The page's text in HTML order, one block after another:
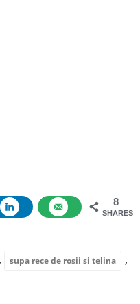
8
SHARES
, supa rece de rosii si telina ,